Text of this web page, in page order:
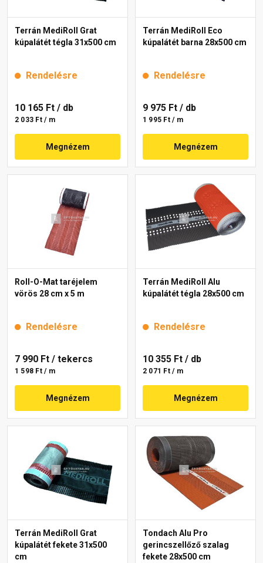
Terrán MediRoll Grat
kúpalátét tégla 31x500 cm
Rendelésre
10 165 Ft / db
2 033 Ft / m
Megnézem
Terrán MediRoll Eco
kúpalátét barna 28x500 cm
Rendelésre
9 975 Ft / db
1 995 Ft / m
Megnézem
Roll-O-Mat taréjelem
vörös 28 cm x 5 m
Rendelésre
7 990 Ft / tekercs
1 598 Ft / m
Megnézem
Terrán MediRoll Alu
kúpalátét tégla 28x500 cm
Rendelésre
10 355 Ft / db
2 071 Ft / m
Megnézem
Terrán MediRoll Grat
kúpalátét fekete 31x500
cm
Tondach Alu Pro
gerincszellőző szalag
fekete 28x500 cm